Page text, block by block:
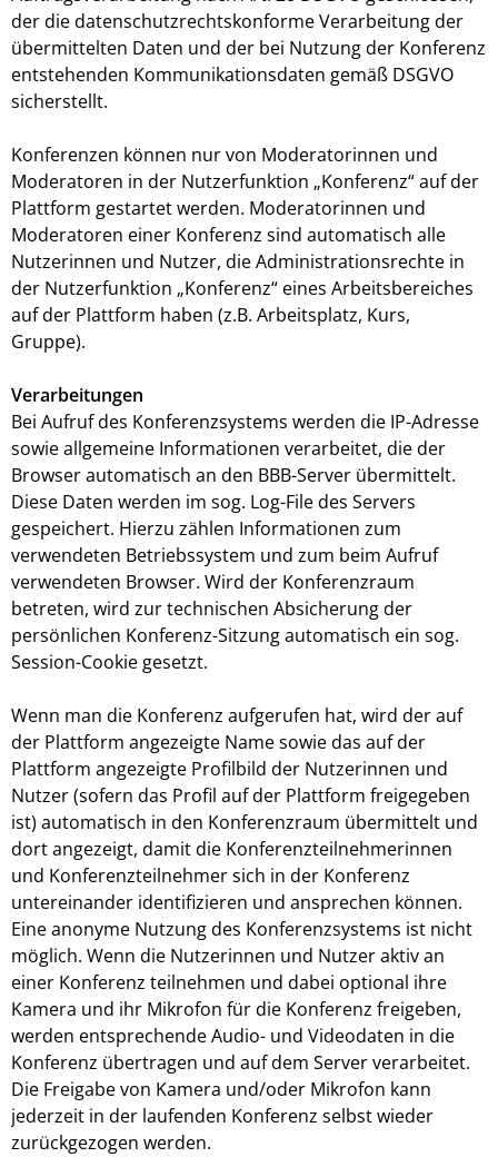
der die datenschutzrechtskonforme Verarbeitung der
übermittelten Daten und der bei Nutzung der Konferenz
entstehenden Kommunikationsdaten gemäß DSGVO
sicherstellt.
Konferenzen können nur von Moderatorinnen und
Moderatoren in der Nutzerfunktion „Konferenz“ auf der
Plattform gestartet werden. Moderatorinnen und
Moderatoren einer Konferenz sind automatisch alle
Nutzerinnen und Nutzer, die Administrationsrechte in
der Nutzerfunktion „Konferenz“ eines Arbeitsbereiches
auf der Plattform haben (z.B. Arbeitsplatz, Kurs,
Gruppe).
Verarbeitungen
Bei Aufruf des Konferenzsystems werden die IP-Adresse
sowie allgemeine Informationen verarbeitet, die der
Browser automatisch an den BBB-Server übermittelt.
Diese Daten werden im sog. Log-File des Servers
gespeichert. Hierzu zählen Informationen zum
verwendeten Betriebssystem und zum beim Aufruf
verwendeten Browser. Wird der Konferenzraum
betreten, wird zur technischen Absicherung der
persönlichen Konferenz-Sitzung automatisch ein sog.
Session-Cookie gesetzt.
Wenn man die Konferenz aufgerufen hat, wird der auf
der Plattform angezeigte Name sowie das auf der
Plattform angezeigte Profilbild der Nutzerinnen und
Nutzer (sofern das Profil auf der Plattform freigegeben
ist) automatisch in den Konferenzraum übermittelt und
dort angezeigt, damit die Konferenzteilnehmerinnen
und Konferenzteilnehmer sich in der Konferenz
untereinander identifizieren und ansprechen können.
Eine anonyme Nutzung des Konferenzsystems ist nicht
möglich. Wenn die Nutzerinnen und Nutzer aktiv an
einer Konferenz teilnehmen und dabei optional ihre
Kamera und ihr Mikrofon für die Konferenz freigeben,
werden entsprechende Audio- und Videodaten in die
Konferenz übertragen und auf dem Server verarbeitet.
Die Freigabe von Kamera und/oder Mikrofon kann
jederzeit in der laufenden Konferenz selbst wieder
zurückgezogen werden.